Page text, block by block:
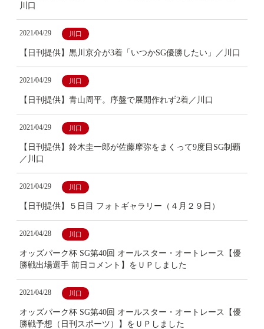
川口
2021/04/29 川口
【日刊提供】黒川京介が3着「いつかSG優勝したい」／川口
2021/04/29 川口
【日刊提供】青山周平。序盤で展開作れず2着／川口
2021/04/29 川口
【日刊提供】鈴木圭一郎が佐藤摩弥をまくって9度目SG制覇
／川口
2021/04/29 川口
【日刊提供】５日目 フォトギャラリー（４月２９日）
2021/04/28 川口
オッズパーク杯 SG第40回 オールスター・オートレース【優
勝戦出場選手 前日コメント】をＵＰしました
2021/04/28 川口
オッズパーク杯 SG第40回 オールスター・オートレース【優
勝戦予想（日刊スポーツ）】をＵＰしました